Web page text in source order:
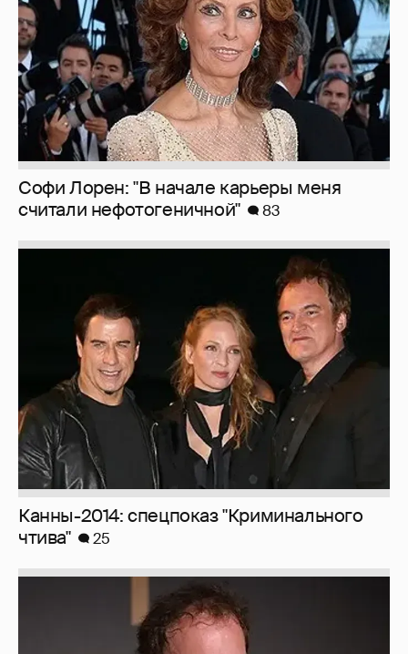
Софи Лорен: "В начале карьеры меня
считали нефотогеничной"
83
Канны-2014: спецпоказ "Криминального
чтива"
25